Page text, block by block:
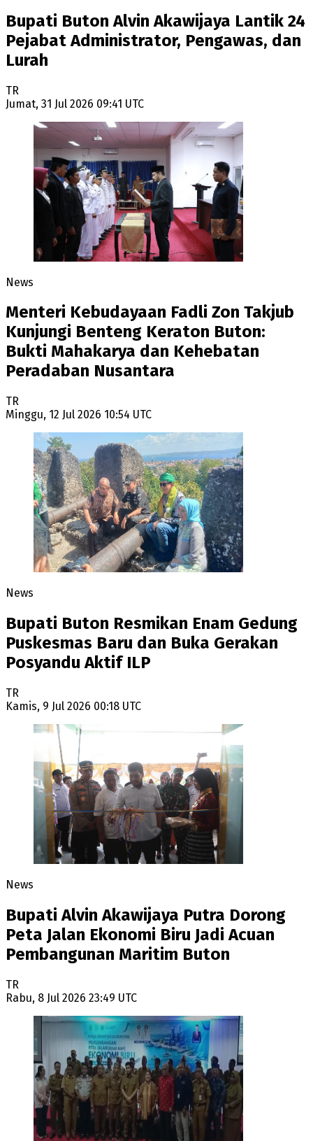
Bupati Buton Alvin Akawijaya Lantik 24
Pejabat Administrator, Pengawas, dan
Lurah
TR
Jumat, 31 Jul 2026 09:41 UTC
News
Menteri Kebudayaan Fadli Zon Takjub
Kunjungi Benteng Keraton Buton:
Bukti Mahakarya dan Kehebatan
Peradaban Nusantara
TR
Minggu, 12 Jul 2026 10:54 UTC
News
Bupati Buton Resmikan Enam Gedung
Puskesmas Baru dan Buka Gerakan
Posyandu Aktif ILP
TR
Kamis, 9 Jul 2026 00:18 UTC
News
Bupati Alvin Akawijaya Putra Dorong
Peta Jalan Ekonomi Biru Jadi Acuan
Pembangunan Maritim Buton
TR
Rabu, 8 Jul 2026 23:49 UTC